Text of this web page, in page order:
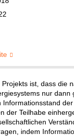
ist, dass die
nur dann
Informationsstand
der Teilhabe
indem